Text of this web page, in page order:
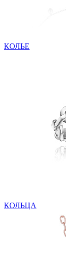
КОЛЬЕ
КОЛЬЦА